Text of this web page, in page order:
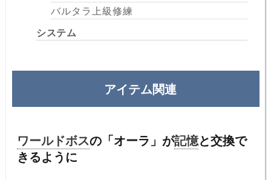
バルタラ上級修練
システム
アイテム関連
ワールドボスの「オーラ」が記憶と交換で
きるように